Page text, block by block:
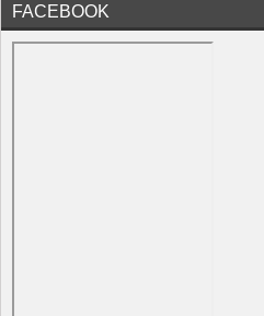
FACEBOOK